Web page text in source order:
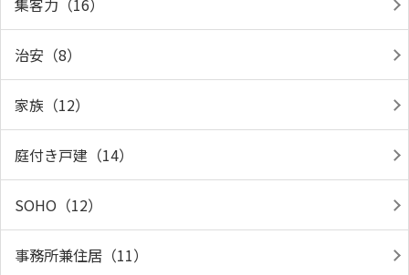
集客力（16）
治安（8）
家族（12）
庭付き戸建（14）
SOHO（12）
事務所兼住居（11）